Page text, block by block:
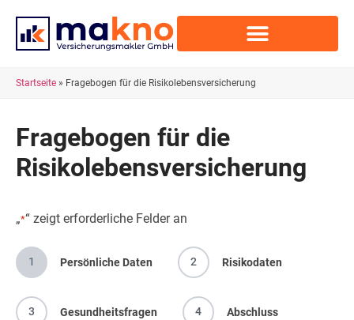
Startseite » Fragebogen für die Risikolebensversicherung
Fragebogen für die
Risikolebensversicherung
„*“ zeigt erforderliche Felder an
1 Persönliche Daten 2 Risikodaten
3 Gesundheitsfragen 4 Abschluss